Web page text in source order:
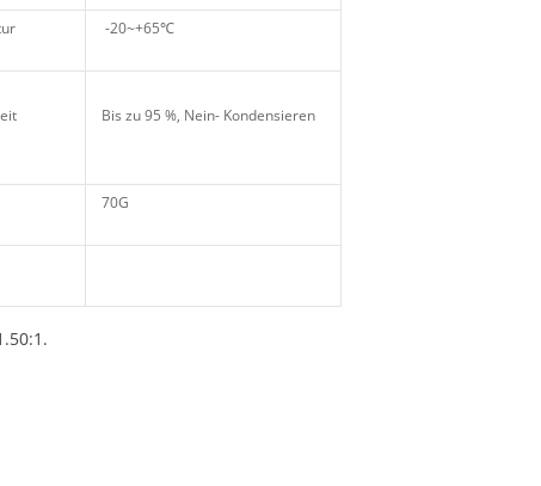
-20~+65℃
Bis zu 95 %, Nein- Kondensieren
70G